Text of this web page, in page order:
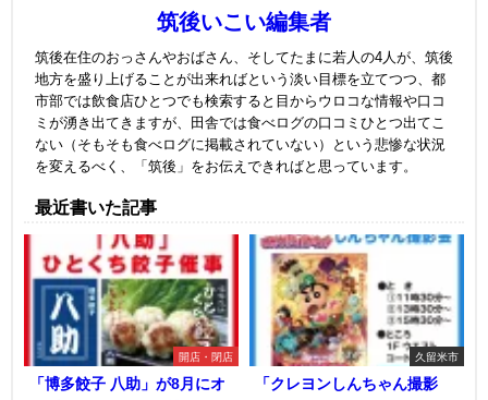
筑後いこい編集者
筑後在住のおっさんやおばさん、そしてたまに若人の4人が、筑後
地方を盛り上げることが出来ればという淡い目標を立てつつ、都
市部では飲食店ひとつでも検索すると目からウロコな情報や口コ
ミが湧き出てきますが、田舎では食べログの口コミひとつ出てこ
ない（そもそも食べログに掲載されていない）という悲惨な状況
を変えるべく、「筑後」をお伝えできればと思っています。
最近書いた記事
開店・閉店
「博多餃子 八助」が8月にオ
久留米市
「クレヨンしんちゃん撮影